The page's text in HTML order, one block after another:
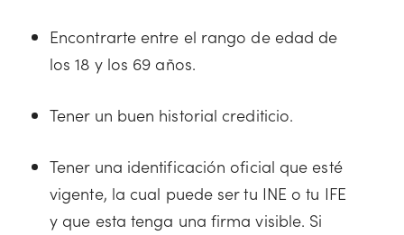
Encontrarte entre el rango de edad de
los 18 y los 69 años.
Tener un buen historial crediticio.
Tener una identificación oficial que esté
vigente, la cual puede ser tu INE o tu IFE
y que esta tenga una firma visible. Si